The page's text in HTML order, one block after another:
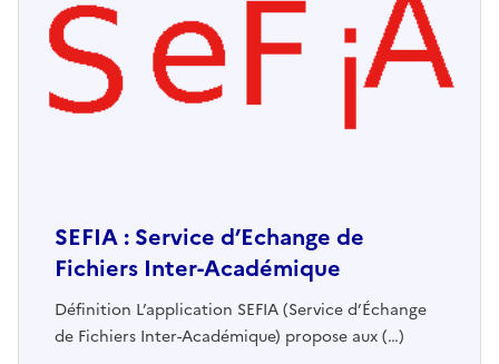
SEFIA : Service d’Echange de
Fichiers Inter-Académique
Définition L’application SEFIA (Service d’Échange
de Fichiers Inter-Académique) propose aux (…)